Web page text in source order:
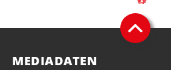
MEDIADATEN